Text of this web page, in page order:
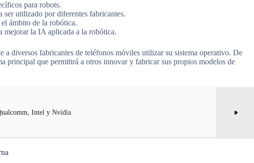
para robots.
ser utilizado por diferentes fabricantes.
ámbito de la robótica.
mejorar la IA aplicada a la robótica.
a diversos fabricantes de teléfonos móviles utilizar su sistema operativo. De
principal que permitirá a otros innovar y fabricar sus propios modelos de
Intel y Nvidia